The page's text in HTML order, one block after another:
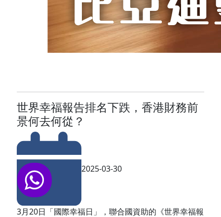
世界幸福報告排名下跌，香港財務前
景何去何從？
2025-03-30
3月20日「國際幸福日」，聯合國資助的《世界幸福報